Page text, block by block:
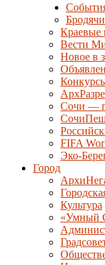
Краевые
Вести
Новое в
Сочи —
FIFA
Эко-
Город
Культура
«Умный